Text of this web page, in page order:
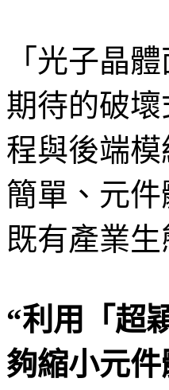
「光子晶
期待的破
程與後端
簡單、元
既有產業
“利用「超
夠縮小元